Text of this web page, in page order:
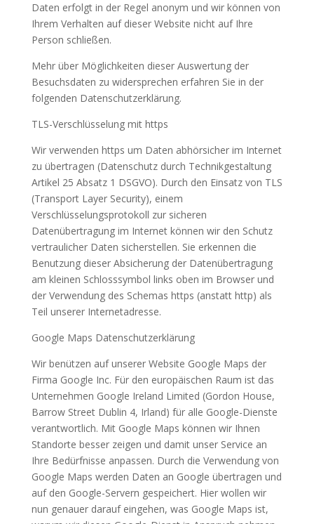
Daten erfolgt in der Regel anonym und wir können von
Ihrem Verhalten auf dieser Website nicht auf Ihre
Person schließen.
Mehr über Möglichkeiten dieser Auswertung der
Besuchsdaten zu widersprechen erfahren Sie in der
folgenden Datenschutzerklärung.
TLS-Verschlüsselung mit https
Wir verwenden https um Daten abhörsicher im Internet
zu übertragen (Datenschutz durch Technikgestaltung
Artikel 25 Absatz 1 DSGVO). Durch den Einsatz von TLS
(Transport Layer Security), einem
Verschlüsselungsprotokoll zur sicheren
Datenübertragung im Internet können wir den Schutz
vertraulicher Daten sicherstellen. Sie erkennen die
Benutzung dieser Absicherung der Datenübertragung
am kleinen Schlosssymbol links oben im Browser und
der Verwendung des Schemas https (anstatt http) als
Teil unserer Internetadresse.
Google Maps Datenschutzerklärung
Wir benützen auf unserer Website Google Maps der
Firma Google Inc. Für den europäischen Raum ist das
Unternehmen Google Ireland Limited (Gordon House,
Barrow Street Dublin 4, Irland) für alle Google-Dienste
verantwortlich. Mit Google Maps können wir Ihnen
Standorte besser zeigen und damit unser Service an
Ihre Bedürfnisse anpassen. Durch die Verwendung von
Google Maps werden Daten an Google übertragen und
auf den Google-Servern gespeichert. Hier wollen wir
nun genauer darauf eingehen, was Google Maps ist,